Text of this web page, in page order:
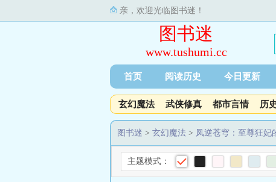
亲，欢迎光临图书迷！
图书迷
www.tushumi.cc
首页 阅读历史 今日更新
玄幻魔法 武侠修真 都市言情 历
图书迷 > 玄幻魔法 > 凤逆苍穹：至尊狂妃
主题模式：